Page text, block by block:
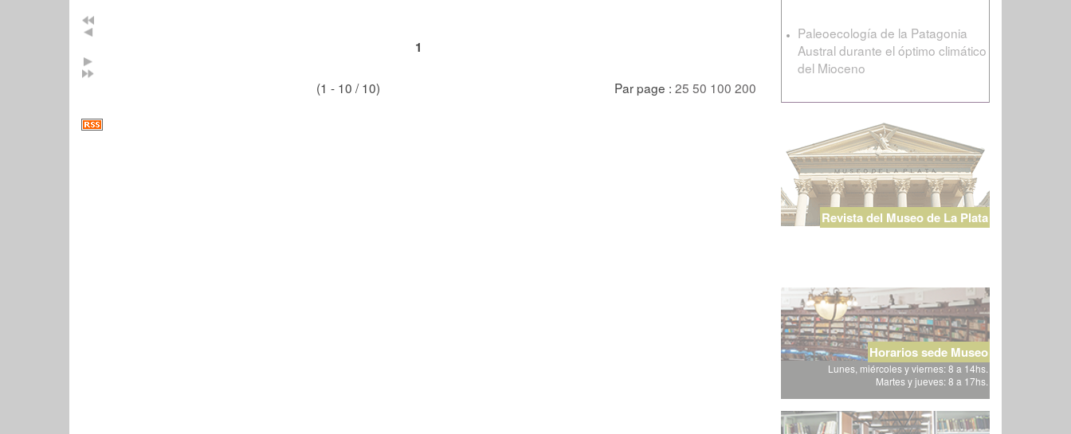
1
(1 - 10 / 10) Par page : 25 50 100 200
Paleoecología de la Patagonia
Austral durante el óptimo climático
del Mioceno
Revista del Museo de La Plata
Horarios sede Museo
Lunes, miércoles y viernes: 8 a 14hs.
Martes y jueves: 8 a 17hs.